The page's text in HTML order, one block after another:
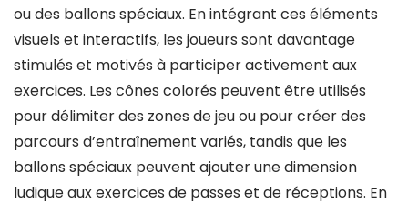
ou des ballons spéciaux. En intégrant ces éléments
visuels et interactifs, les joueurs sont davantage
stimulés et motivés à participer activement aux
exercices. Les cônes colorés peuvent être utilisés
pour délimiter des zones de jeu ou pour créer des
parcours d’entraînement variés, tandis que les
ballons spéciaux peuvent ajouter une dimension
ludique aux exercices de passes et de réceptions. En